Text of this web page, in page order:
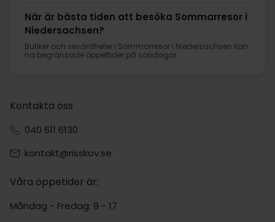
När är bästa tiden att besöka Sommarresor i
Niedersachsen?
Butiker och sevärdheter i Sommarresor i Niedersachsen kan
ha begränsade öppettider på söndagar.
Kontakta oss
040 611 6130
kontakt@risskov.se
Våra öppetider är:
Måndag - Fredag: 9 - 17